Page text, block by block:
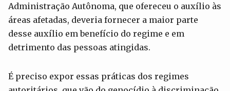
Administração Autônoma, que ofereceu o auxílio às
áreas afetadas, deveria fornecer a maior parte
desse auxílio em benefício do regime e em
detrimento das pessoas atingidas.
É preciso expor essas práticas dos regimes